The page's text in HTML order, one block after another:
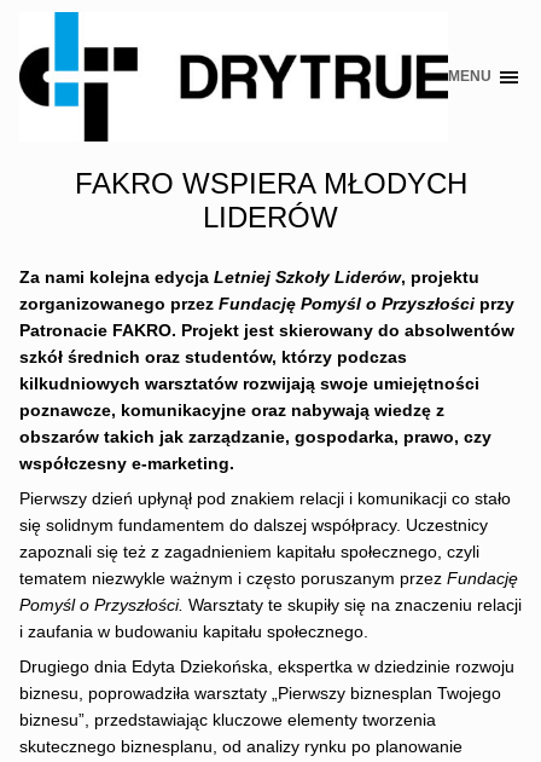
Skip
MENU
FAKRO WSPIERA MŁODYCH
LIDERÓW
Za nami kolejna edycja Letniej Szkoły Liderów, projektu
zorganizowanego przez Fundację Pomyśl o Przyszłościprzy
Patronacie FAKRO. Projekt jest skierowany do absolwentów
szkół średnich oraz studentów, którzy podczas
kilkudniowych warsztatów rozwijają swoje umiejętności
poznawcze, komunikacyjne oraz nabywają wiedzę z
obszarów takich jak zarządzanie, gospodarka, prawo, czy
współczesny e-marketing.
Pierwszy dzień upłynął pod znakiem relacji i komunikacji co stało
się solidnym fundamentem do dalszej współpracy. Uczestnicy
zapoznali się też z zagadnieniem kapitału społecznego, czyli
tematem niezwykle ważnym i często poruszanym przez Fundację
Pomyśl o Przyszłości. Warsztaty te skupiły się na znaczeniu relacji
i zaufania w budowaniu kapitału społecznego.
Drugiego dnia Edyta Dziekońska, ekspertka w dziedzinie rozwoju
biznesu, poprowadziła warsztaty „Pierwszy biznesplan Twojego
biznesu”, przedstawiając kluczowe elementy tworzenia
skutecznego biznesplanu, od analizy rynku po planowanie